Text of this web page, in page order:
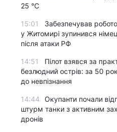
25 °C
15:01
Забезпечував
у Житомирі зупинився
після атаки РФ
14:51
Пілот взявся за
безлюдний острів: за 50
до невпізнання
14:44
Окупанти почали
штурм танки з активним
дронів